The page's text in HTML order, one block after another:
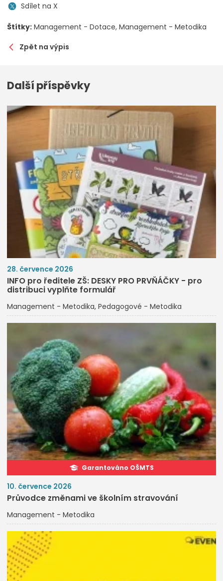
Sdílet na X
Štítky: Management - Dotace Management - Metodika
Zpět na výpis
Další příspěvky
28. července 2026
INFO pro ředitele ZŠ: DESKY PRO PRVŇÁČKY - pro
distribuci vyplňte formulář
Management - Metodika Pedagogové - Metodika
Garantováno OŠMTS
10. července 2026
Průvodce změnami ve školním stravování
Management - Metodika